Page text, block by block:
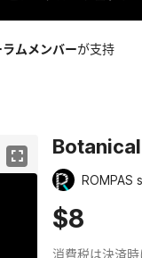
ムメンバーが支持
ROMPAS
$8
消費税は決済